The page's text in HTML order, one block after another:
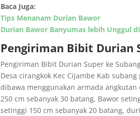
Baca Juga:
Tips Menanam Durian Bawor
Durian Bawor Banyumas lebih Unggul
Pengiriman Bibit Durian
Pengiriman Bibit Durian Super ke
Desa cirangkok Kec Cijambe Kab
dibawa menggunakan armada
250 cm sebanyak 30 batang, Bawor
setinggi 150 cm sebanyak 20 batang,